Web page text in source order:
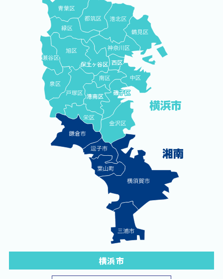
横浜市